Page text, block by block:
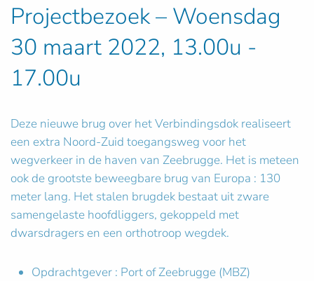
Projectbezoek – Woensdag
30 maart 2022, 13.00u -
17.00u
Deze nieuwe brug over het Verbindingsdok realiseert
een extra Noord-Zuid toegangsweg voor het
wegverkeer in de haven van Zeebrugge. Het is meteen
ook de grootste beweegbare brug van Europa : 130
meter lang. Het stalen brugdek bestaat uit zware
samengelaste hoofdliggers, gekoppeld met
dwarsdragers en een orthotroop wegdek.
Opdrachtgever : Port of Zeebrugge (MBZ)